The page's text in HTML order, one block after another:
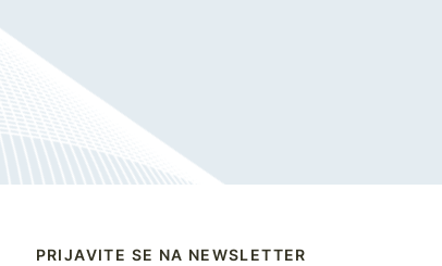
PRIJAVITE SE NA NEWSLETTER